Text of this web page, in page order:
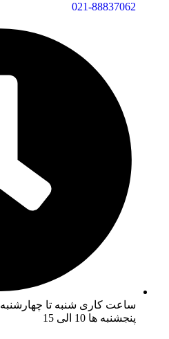
021-88837062
ساعت کاری شنبه تا چهارشنبه 10 الی 18
پنجشنبه ها 10 الی 15